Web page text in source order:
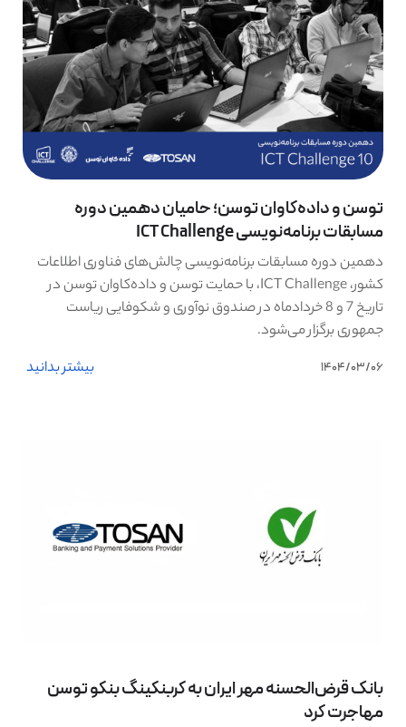
توسن و داده‌کاوان توسن؛ حامیان دهمین دوره
مسابقات برنامه‌نویسی ICT Challenge
دهمین دوره مسابقات برنامه‌نویسی چالش‌های فناوری اطلاعات
کشور، ICT Challenge، با حمایت توسن و داده‌کاوان توسن در
تاریخ 7 و 8 خردادماه در صندوق نوآوری و شکوفایی ریاست
جمهوری برگزار می‌شود.
1404/03/06 بیشتر بدانید
بانک قرض‌الحسنه مهر ایران به کربنکینگ بنکو توسن
مهاجرت کرد